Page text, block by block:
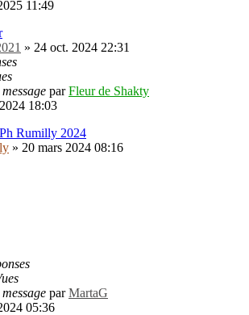
11:49
» 24 oct. 2024 22:31
parFleur de Shakty
18:03
Rumilly 2024
» 20 mars 2024 08:16
parMartaG
05:36